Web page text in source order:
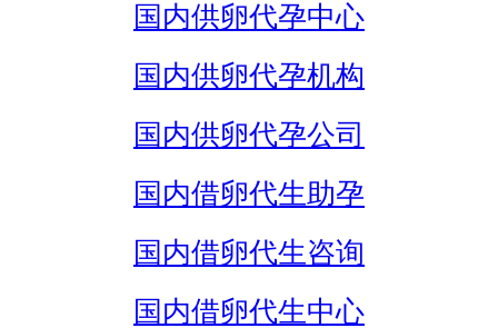
国内供卵代孕中心
国内供卵代孕机构
国内供卵代孕公司
国内借卵代生助孕
国内借卵代生咨询
国内借卵代生中心